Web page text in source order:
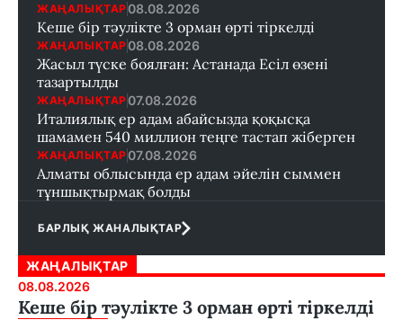
ЖАҢАЛЫҚТАР 08.08.2026
Кеше бір тәулікте 3 орман өрті тіркелді
ЖАҢАЛЫҚТАР 08.08.2026
Жасыл түске боялған: Астанада Есіл өзені
тазартылды
ЖАҢАЛЫҚТАР 07.08.2026
Италиялық ер адам абайсызда қоқысқа
шамамен 540 миллион теңге тастап жіберген
ЖАҢАЛЫҚТАР 07.08.2026
Алматы облысында ер адам әйелін сыммен
тұншықтырмақ болды
БАРЛЫҚ ЖАНАЛЫҚТАР
ЖАҢАЛЫҚТАР
08.08.2026
Кеше бір тәулікте 3 орман өрті тіркелді